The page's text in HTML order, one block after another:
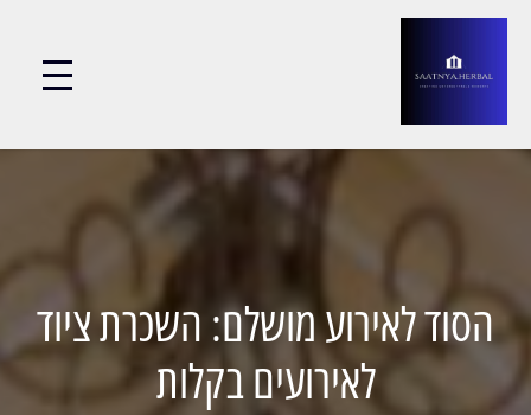
הסוד לאירוע מושלם: השכרת ציוד
לאירועים בקלות